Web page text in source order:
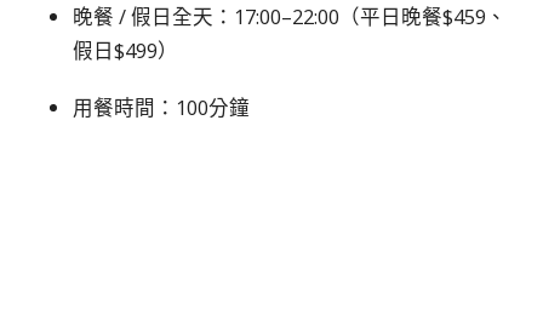
晚餐 / 假日全天：17:00–22:00（平日晚餐$459、
假日$499）
用餐時間：100分鐘